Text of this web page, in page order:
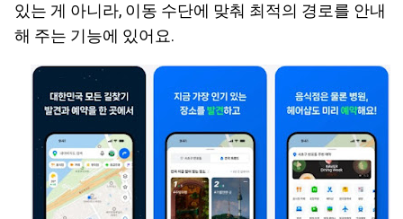
있는 게 아니라, 이동 수단에 맞춰 최적의 경로를 안내
해 주는 기능에 있어요.